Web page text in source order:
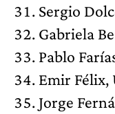
Sergio
Gabriela
Pablo
Emir Félix,
Jorge